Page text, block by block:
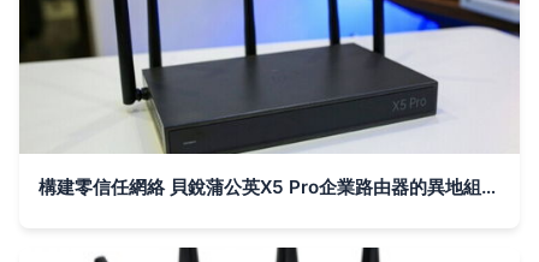
構建零信任網絡 貝銳蒲公英X5 Pro企業路由器的異地組網實踐